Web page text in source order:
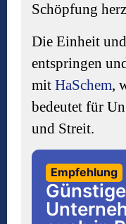
Schöpfung
Die Einheit
entspringen
mit HaSchem,
bedeutet für
und Streit.
Empfehlung